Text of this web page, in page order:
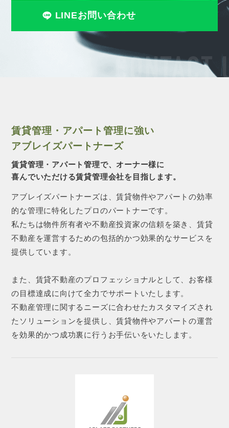
CONTACT
LINEお問い合わせ
賃貸管理・アパート管理に強い
アブレイズパートナーズ
賃貸管理・アパート管理で、オーナー様に
喜んでいただける賃貸管理会社を目指します。
アブレイズパートナーズは、賃貸物件やアパートの効率
的な管理に特化したプロのパートナーです。
私たちは物件所有者や不動産投資家の信頼を築き、賃貸
不動産を運営するための包括的かつ効果的なサービスを
提供しています。
また、賃貸不動産のプロフェッショナルとして、お客様
の目標達成に向けて全力でサポートいたします。
不動産管理に関するニーズに合わせたカスタマイズされ
たソリューションを提供し、賃貸物件やアパートの運営
を効果的かつ成功裏に行うお手伝いをいたします。